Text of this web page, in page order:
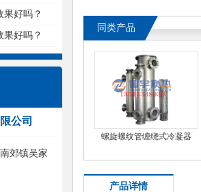
果好吗？
果好吗？
公司
郊镇吴家
同类产品
螺旋螺纹管缠绕式冷凝器
产品详情